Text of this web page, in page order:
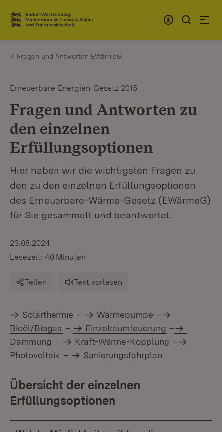
Zum Inhalt springen
Link zur Startseite
Fragen und Antworten EWärmeG
Erneuerbare-Energien-Gesetz 2015
Fragen und Antworten zu
den einzelnen
Erfüllungsoptionen
Hier haben wir die wichtigsten Fragen zu
den zu den einzelnen Erfüllungsoptionen
des Erneuerbare-Wärme-Gesetz (EWärmeG)
für Sie gesammelt und beantwortet.
23.08.2024
Lesezeit: 40 Minuten
Teilen Text vorlesen
Solarthermie – Wärmepumpe –
Bioöl/Biogas – Einzelraumfeuerung –
Dämmung – Kraft-Wärme-Kopplung –
Photovoltaik – Sanierungsfahrplan
Übersicht der einzelnen
Erfüllungsoptionen